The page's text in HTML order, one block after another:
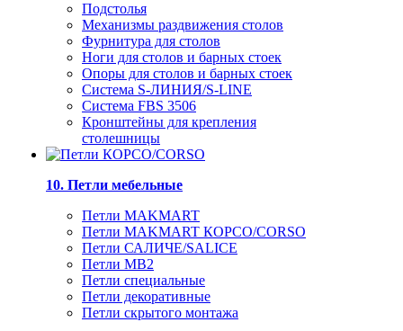
Подстолья
Механизмы раздвижения столов
Фурнитура для столов
Ноги для столов и барных стоек
Опоры для столов и барных стоек
Система S-ЛИНИЯ/S-LINE
Система FBS 3506
Кронштейны для крепления
столешницы
10. Петли мебельные
Петли MAKMART
Петли MAKMART КОРСО/CORSO
Петли САЛИЧЕ/SALICE
Петли MB2
Петли специальные
Петли декоративные
Петли скрытого монтажа